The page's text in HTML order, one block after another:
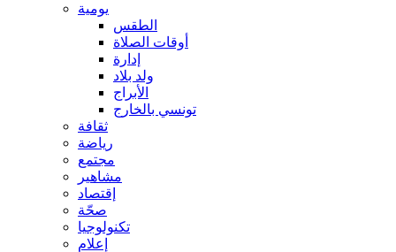
يومية
الطقس
أوقات الصلاة
إدارة
ولد بلاد
الأبراج
تونسي بالخارج
ثقافة
رياضة
مجتمع
مشاهير
إقتصاد
صحّة
تكنولوجيا
إعلام